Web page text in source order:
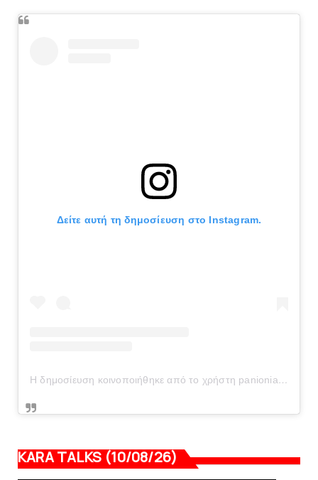
Δείτε αυτή τη δημοσίευση στο Instagram.
Η δημοσίευση κοινοποιήθηκε από το χρήστη panionianea.gr (@panionianea.gr)
KARA TALKS (10/08/26)